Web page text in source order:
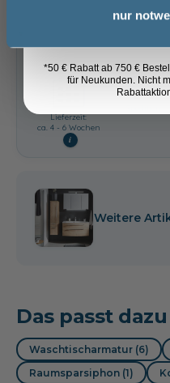
nur
Lieferzeit:
ca. 4 - 6 Wochen
i
Weitere
Das passt dazu
Waschtischarmatur (6)
Raumsparsiphon (1)
*50 € Rabatt ab 750 €
für Neukunden. Nicht